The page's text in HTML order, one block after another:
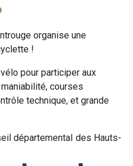
organise une
!
pour participer aux
courses
technique, et grande
départemental des Hauts-